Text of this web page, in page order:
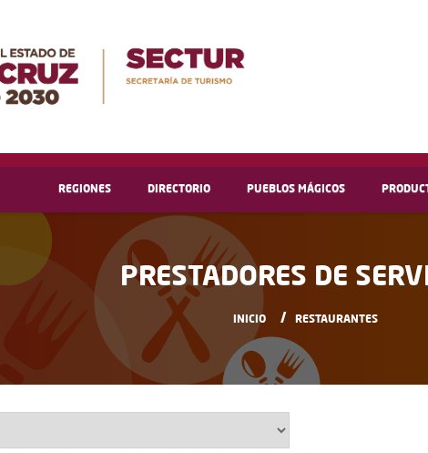
REGIONES DIRECTORIO PUEBLOS MÁGICOS
PRESTADORES DE
INICIO RESTAURANTES